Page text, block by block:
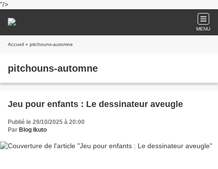
"/>
MENU
Accueil » pitchouns-automne
pitchouns-automne
Jeu pour enfants : Le dessinateur aveugle
Publié le 29/10/2025 à 20:00
Par Blog Ikuto